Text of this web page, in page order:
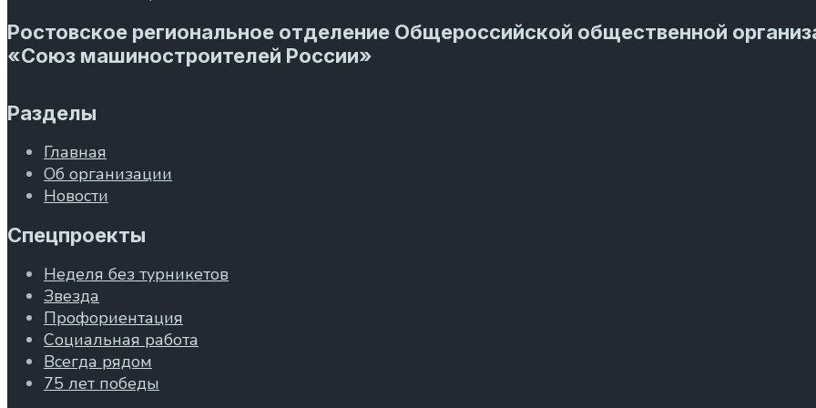
Ростовское региональное отделение Общероссийской общественной
«Союз машиностроителей России»
Разделы
Главная
Об организации
Новости
Спецпроекты
Неделя без турникетов
Звезда
Профориентация
Социальная работа
Всегда рядом
75 лет победы